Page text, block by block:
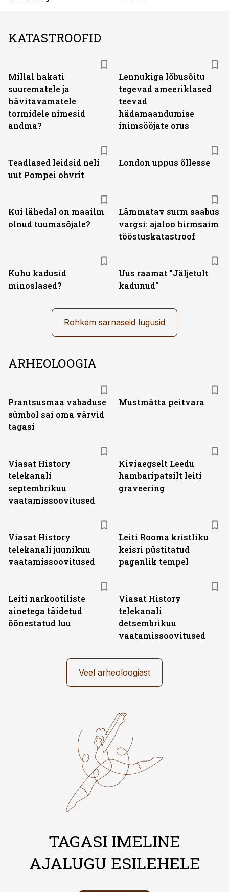
KATASTROOFID
Millal hakati
suurematele ja
hävitavamatele
tormidele nimesid
andma?
Lennukiga lõbusõitu
tegevad ameeriklased
teevad
hädamaandumise
inimsööjate orus
Teadlased leidsid neli
uut Pompei ohvrit
London uppus õllesse
Kui lähedal on maailm
olnud tuumasõjale?
Lämmatav surm saabus
vargsi: ajaloo hirmsaim
tööstuskatastroof
Kuhu kadusid
minoslased?
Uus raamat "Jäljetult
kadunud"
Rohkem sarnaseid lugusid
ARHEOLOOGIA
Prantsusmaa vabaduse
sümbol sai oma värvid
tagasi
Mustmätta peitvara
Viasat History
telekanali
septembrikuu
vaatamissoovitused
Kiviaegselt Leedu
hambaripatsilt leiti
graveering
Viasat History
telekanali juunikuu
vaatamissoovitused
Leiti Rooma kristliku
keisri püstitatud
paganlik tempel
Leiti narkootiliste
ainetega täidetud
õõnestatud luu
Viasat History
telekanali
detsembrikuu
vaatamissoovitused
Veel arheoloogiast
TAGASI IMELINE
AJALUGU ESILEHELE